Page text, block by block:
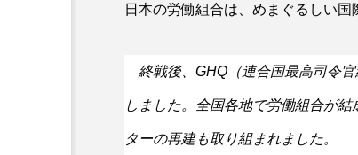
日本の労働組合は、めまぐるしい国
終戦後、GHQ（連合国最高司令
しました。全国各地で労働組合が
ターの再建も取り組まれました。